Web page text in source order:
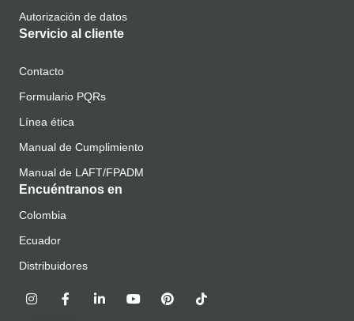
Autorización de datos
Servicio al cliente
Contacto
Formulario PQRs
Línea ética
Manual de Cumplimiento
Manual de LAFT/FPADM
Encuéntranos en
Colombia
Ecuador
Distribuidores